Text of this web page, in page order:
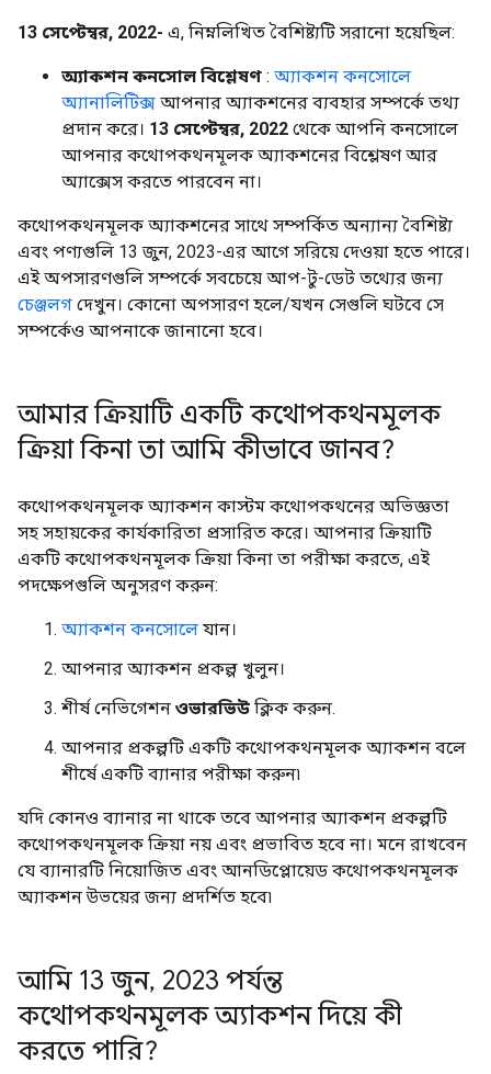
13 সেপ্টেম্বর, 2022- এ, নিম্নলিখিত বৈশিষ্ট্যটি সরানো হয়েছিল:
অ্যাকশন কনসোল বিশ্লেষণ : অ্যাকশন কনসোলে
অ্যানালিটিক্স আপনার অ্যাকশনের ব্যবহার সম্পর্কে তথ্য
প্রদান করে। 13 সেপ্টেম্বর, 2022 থেকে আপনি কনসোলে
আপনার কথোপকথনমূলক অ্যাকশনের বিশ্লেষণ আর
অ্যাক্সেস করতে পারবেন না।
কথোপকথনমূলক অ্যাকশনের সাথে সম্পর্কিত অন্যান্য বৈশিষ্ট্য
এবং পণ্যগুলি 13 জুন, 2023-এর আগে সরিয়ে দেওয়া হতে পারে।
এই অপসারণগুলি সম্পর্কে সবচেয়ে আপ-টু-ডেট তথ্যের জন্য
চেঞ্জলগ দেখুন। কোনো অপসারণ হলে/যখন সেগুলি ঘটবে সে
সম্পর্কেও আপনাকে জানানো হবে।
আমার ক্রিয়াটি একটি কথোপকথনমূলক
ক্রিয়া কিনা তা আমি কীভাবে জানব?
কথোপকথনমূলক অ্যাকশন কাস্টম কথোপকথনের অভিজ্ঞতা
সহ সহায়কের কার্যকারিতা প্রসারিত করে। আপনার ক্রিয়াটি
একটি কথোপকথনমূলক ক্রিয়া কিনা তা পরীক্ষা করতে, এই
পদক্ষেপগুলি অনুসরণ করুন:
অ্যাকশন কনসোলে যান।
আপনার অ্যাকশন প্রকল্প খুলুন।
শীর্ষ নেভিগেশন ওভারভিউ ক্লিক করুন.
আপনার প্রকল্পটি একটি কথোপকথনমূলক অ্যাকশন বলে
শীর্ষে একটি ব্যানার পরীক্ষা করুন৷
যদি কোনও ব্যানার না থাকে তবে আপনার অ্যাকশন প্রকল্পটি
কথোপকথনমূলক ক্রিয়া নয় এবং প্রভাবিত হবে না। মনে রাখবেন
যে ব্যানারটি নিয়োজিত এবং আনডিপ্লোয়েড কথোপকথনমূলক
অ্যাকশন উভয়ের জন্য প্রদর্শিত হবে৷
আমি 13 জুন, 2023 পর্যন্ত
কথোপকথনমূলক অ্যাকশন দিয়ে কী
করতে পারি?